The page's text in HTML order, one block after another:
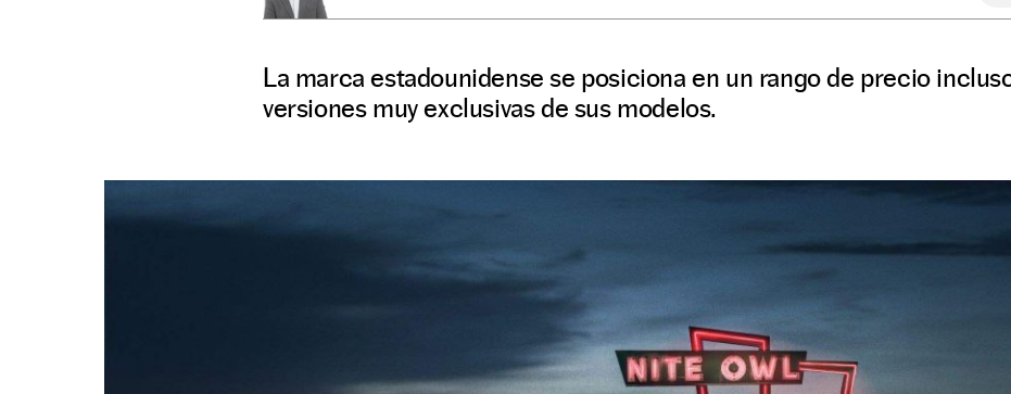
La marca estadounidense se posiciona en un rango de precio
versiones muy exclusivas de sus modelos.